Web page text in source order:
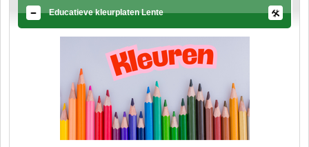
Educatieve kleurplaten Lente